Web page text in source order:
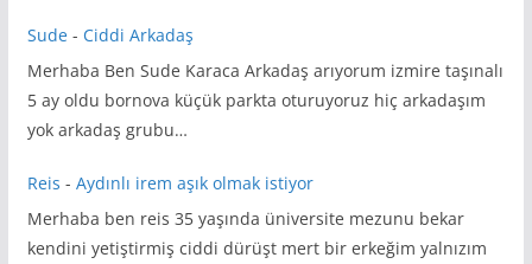
Sude- Ciddi Arkadaş
Merhaba Ben Sude Karaca Arkadaş arıyorum izmire taşınalı
5 ay oldu bornova küçük parkta oturuyoruz hiç arkadaşım
yok arkadaş grubu…
Reis - Aydınlı irem aşık olmak istiyor
Merhaba ben reis 35 yaşında üniversite mezunu bekar
kendini yetiştirmiş ciddi dürüşt mert bir erkeğim yalnızım